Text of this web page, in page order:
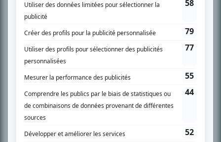
SUR LE RÉSEAU BIZZ MÉDIA
PLAN DU SITE
Accueil
Liste des oeuvres
Recherche avancée